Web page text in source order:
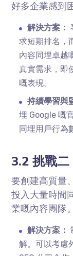
好多企業感到
解決方案：
求短期排名，
內容同埋卓越
真實需求，即
嘅表現。
持續學習與
埋 Google 嘅
同埋用戶行為
3.2 挑戰
要創建高質量
投入大量時間
業嘅內容團隊。
解決方案：
解。可以考慮